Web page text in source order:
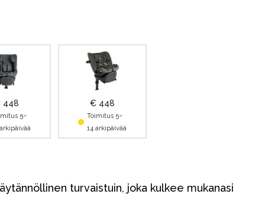
448
5–
€ 448
Toimitus 5–
14 arkipäivää
turvaistuin, joka kulkee mukanasi